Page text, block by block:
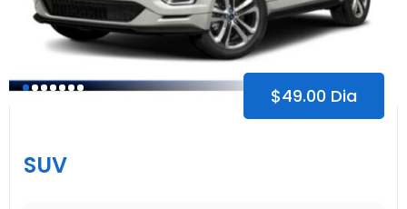
$49.00 Dia
SUV